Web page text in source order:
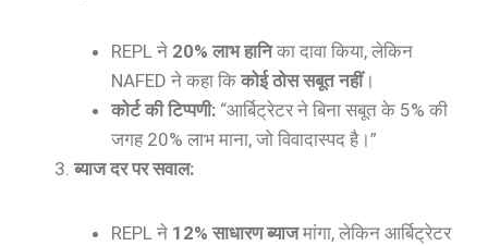
REPL ने 20% लाभ हानिका दावा किया, लेकिन
NAFED ने कहा कि कोई ठोस सबूत नहीं।
कोर्ट की टिप्पणी: “आर्बिट्रेटर ने बिना सबूत के 5% की
जगह 20% लाभ माना, जो विवादास्पद है।”
ब्याज दर पर सवाल:
REPL ने 12% साधारण ब्याजमांगा, लेकिन आर्बिट्रेटर